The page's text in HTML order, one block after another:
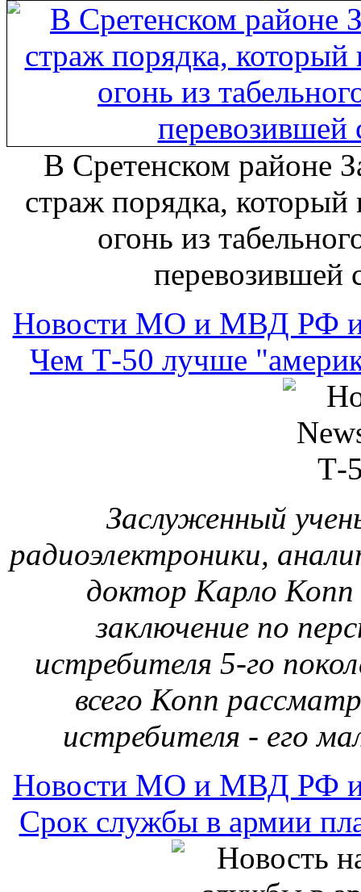
В Сретенском районе
страж порядка, который
огонь из
Новости МО и МВД РФ
Чем Т-50 лучше
Заслуженный
радиоэлектроники,
доктор Карло Копп
заключение по
истребителя 5-го
всего Копп
истребителя - его
Новости МО и МВД РФ
Срок службы в армии